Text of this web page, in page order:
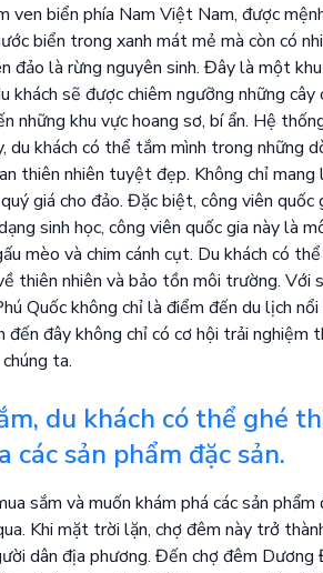
ven biển phía Nam Việt Nam, được
biển trong xanh mát mẻ mà còn có
đảo là rừng nguyên sinh. Đây là một
khách sẽ được chiêm ngưỡng những
những khu vực hoang sơ, bí ẩn. Hệ
du khách có thể tắm mình trong những
thiên nhiên tuyệt đẹp. Không chỉ
giá cho đảo. Đặc biệt, công viên
sinh học, công viên quốc gia này là
mèo và chim cánh cụt. Du khách có
thiên nhiên và bảo tồn môi trường. Với
Quốc không chỉ là điểm đến du lịch
đến đây không chỉ có cơ hội trải nghiệm
ta.
du khách có thể ghé
các sản phẩm đặc sản.
sắm và muốn khám phá các sản
Khi mặt trời lặn, chợ đêm này trở
dân địa phương. Đến chợ đêm